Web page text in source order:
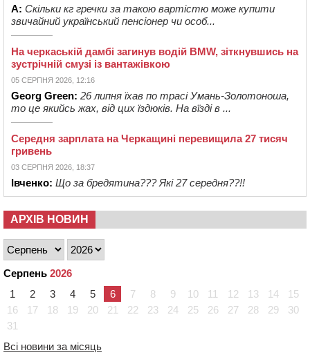
А: Скільки кг гречки за такою вартістю може купити
звичайний український пенсіонер чи особ...
На черкаській дамбі загинув водій BMW, зіткнувшись на
зустрічній смузі із вантажівкою
05 СЕРПНЯ 2026, 12:16
Georg Green: 26 липня їхав по трасі Умань-Золотоноша,
то це якийсь жах, від цих їздюків. На вїзді в ...
Середня зарплата на Черкащині перевищила 27 тисяч
гривень
03 СЕРПНЯ 2026, 18:37
Івченко: Що за бредятина??? Які 27 середня??!!
АРХІВ НОВИН
Серпень 2026
1
2 3 4 5 6 7 8 9 10 11 12 13 14
15
16
17 18 19 20 21 22 23 24 25 26 27 28 29
30
31
Всі новини за місяць